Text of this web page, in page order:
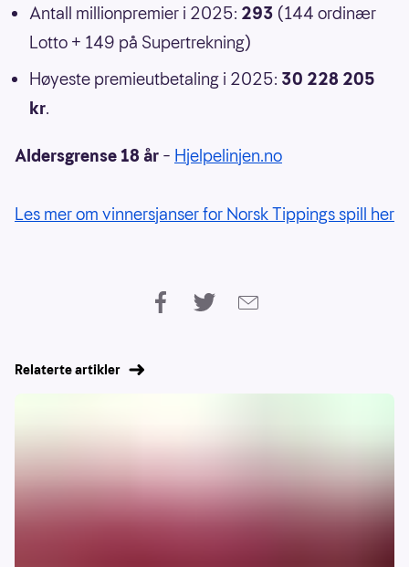
Antall millionpremier i 2025: 293 (144 ordinær
Lotto + 149 på Supertrekning)
Høyeste premieutbetaling i 2025: 30 228 205
kr.
Aldersgrense 18 år – Hjelpelinjen.no
Les mer om vinnersjanser for Norsk Tippings spill her
Relaterte artikler